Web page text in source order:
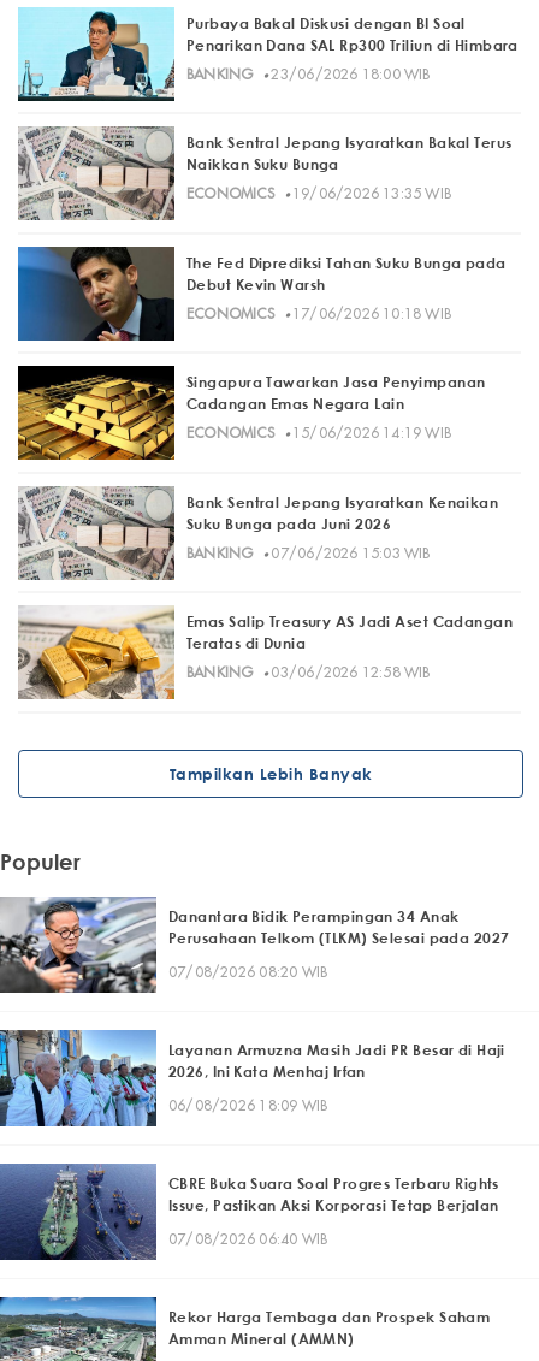
Purbaya Bakal Diskusi dengan BI Soal
Penarikan Dana SAL Rp300 Triliun di Himbara
BANKING· 23/06/2026 18:00 WIB
Bank Sentral Jepang Isyaratkan Bakal Terus
Naikkan Suku Bunga
ECONOMICS· 19/06/2026 13:35 WIB
The Fed Diprediksi Tahan Suku Bunga pada
Debut Kevin Warsh
ECONOMICS· 17/06/2026 10:18 WIB
Singapura Tawarkan Jasa Penyimpanan
Cadangan Emas Negara Lain
ECONOMICS· 15/06/2026 14:19 WIB
Bank Sentral Jepang Isyaratkan Kenaikan
Suku Bunga pada Juni 2026
BANKING· 07/06/2026 15:03 WIB
Emas Salip Treasury AS Jadi Aset Cadangan
Teratas di Dunia
BANKING· 03/06/2026 12:58 WIB
Tampilkan Lebih Banyak
Populer
Danantara Bidik Perampingan 34 Anak
Perusahaan Telkom (TLKM) Selesai pada 2027
07/08/2026 08:20 WIB
Layanan Armuzna Masih Jadi PR Besar di Haji
2026, Ini Kata Menhaj Irfan
06/08/2026 18:09 WIB
CBRE Buka Suara Soal Progres Terbaru Rights
Issue, Pastikan Aksi Korporasi Tetap Berjalan
07/08/2026 06:40 WIB
Rekor Harga Tembaga dan Prospek Saham
Amman Mineral (AMMN)